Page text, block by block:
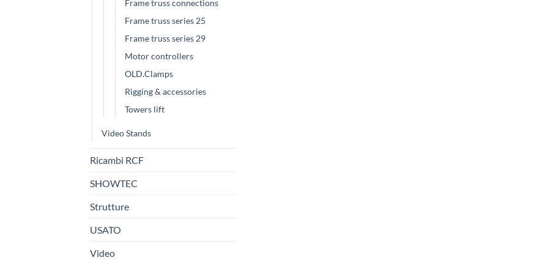
Frame truss connections
Frame truss series 25
Frame truss series 29
Motor controllers
OLD.Clamps
Rigging & accessories
Towers lift
Video Stands
Ricambi RCF
SHOWTEC
Strutture
USATO
Video